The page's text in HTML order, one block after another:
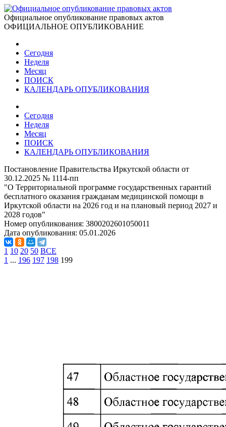
Официальное опубликование правовых актов
ОФИЦИАЛЬНОЕ ОПУБЛИКОВАНИЕ
Сегодня
Неделя
Месяц
ПОИСК
КАЛЕНДАРЬ ОПУБЛИКОВАНИЯ
Сегодня
Неделя
Месяц
ПОИСК
КАЛЕНДАРЬ ОПУБЛИКОВАНИЯ
Постановление Правительства Иркутской области от
30.12.2025 № 1114-пп
"О Территориальной программе государственных гарантий
бесплатного оказания гражданам медицинской помощи в
Иркутской области на 2026 год и на плановый период 2027 и
2028 годов"
Номер опубликования: 3800202601050011
Дата опубликования: 05.01.2026
1 10 20 50 ВСЕ
1 ... 196 197 198 199